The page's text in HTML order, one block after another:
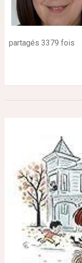
partagés 3379 fois